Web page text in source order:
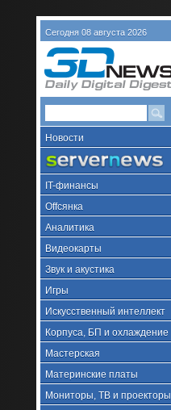
Сегодня 08 августа 2026
Новости
IT-финансы
Offсянка
Аналитика
Видеокарты
Звук и акустика
Игры
Искусственный интеллект
Корпуса, БП и охлаждение
Мастерская
Материнские платы
Мониторы, ТВ и проекторы